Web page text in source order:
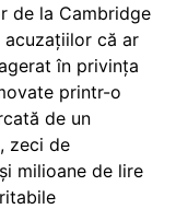
de la Cambridge
acuzațiilor că ar
în privința
printr-o
de un
zeci de
milioane de lire